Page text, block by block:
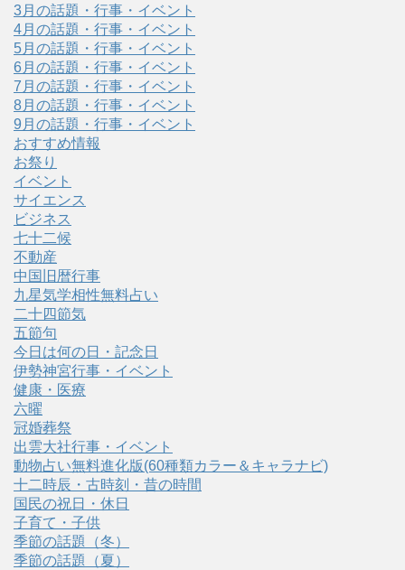
3月の話題・行事・イベント
4月の話題・行事・イベント
5月の話題・行事・イベント
6月の話題・行事・イベント
7月の話題・行事・イベント
8月の話題・行事・イベント
9月の話題・行事・イベント
おすすめ情報
お祭り
イベント
サイエンス
ビジネス
七十二候
不動産
中国旧暦行事
九星気学相性無料占い
二十四節気
五節句
今日は何の日・記念日
伊勢神宮行事・イベント
健康・医療
六曜
冠婚葬祭
出雲大社行事・イベント
動物占い無料進化版(60種類カラー＆キャラナビ)
十二時辰・古時刻・昔の時間
国民の祝日・休日
子育て・子供
季節の話題（冬）
季節の話題（夏）